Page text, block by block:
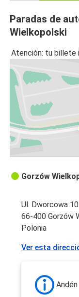
Paradas de
Wielkopolski
Atención: tu billete
Gorzów
Ul. Dworcowa 10
66-400 Gorzów
Polonia
Ver esta
Andén